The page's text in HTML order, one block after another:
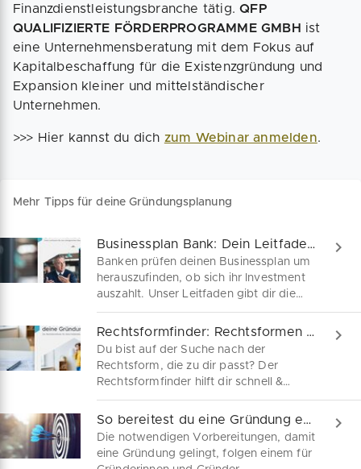
Finanzdienstleistungsbranche tätig.QFP
QUALIFIZIERTE FÖRDERPROGRAMME GMBH ist
eine Unternehmensberatung mit dem Fokus auf
Kapitalbeschaffung für die Existenzgründung und
Expansion kleiner und mittelständischer
Unternehmen.
>>> Hier kannst du dich zum Webinar anmelden.
Mehr Tipps für deine Gründungsplanung
Businessplan Bank: Dein Leitfaden zum Bankgespräch
Banken prüfen deinen Businessplan um
herauszufinden, ob sich ihr Investment
auszahlt. Unser Leitfaden gibt dir die
nötige Sicherheit dafür.
Rechtsformfinder: Rechtsformen für deine Gründung
Du bist auf der Suche nach der
Rechtsform, die zu dir passt? Der
Rechtsformfinder hilft dir schnell &
unkompliziert. Jetzt kostenfrei zum
Download!
So bereitest du eine Gründung erfolgreich vor
Die notwendigen Vorbereitungen, damit
eine Gründung gelingt, folgen einem für